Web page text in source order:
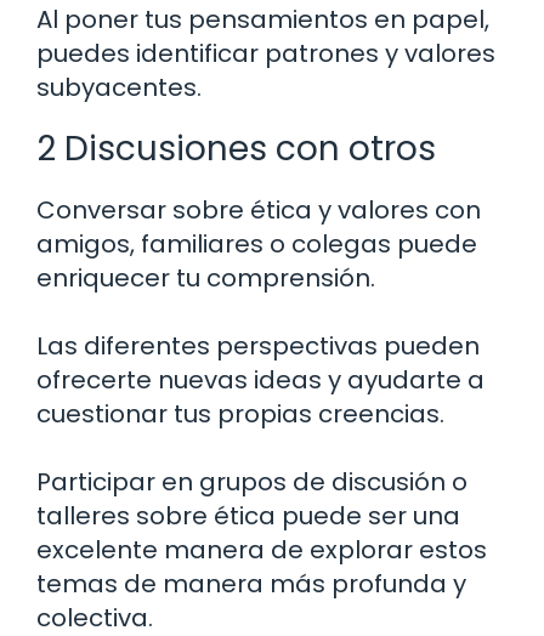
Al poner tus pensamientos en papel,
puedes identificar patrones y valores
subyacentes.
2 Discusiones con otros
Conversar sobre ética y valores con
amigos, familiares o colegas puede
enriquecer tu comprensión.
Las diferentes perspectivas pueden
ofrecerte nuevas ideas y ayudarte a
cuestionar tus propias creencias.
Participar en grupos de discusión o
talleres sobre ética puede ser una
excelente manera de explorar estos
temas de manera más profunda y
colectiva.